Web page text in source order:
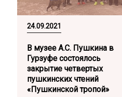
24.09.2021
В музее А.С. Пушкина в
Гурзуфе состоялось
закрытие четвертых
пушкинских чтений
«Пушкинской тропой»